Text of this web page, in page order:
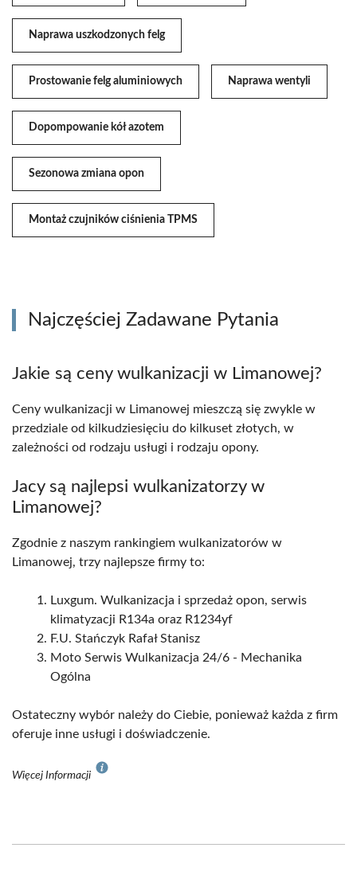
Naprawa uszkodzonych felg
Prostowanie felg aluminiowych Naprawa wentyli
Dopompowanie kół azotem
Sezonowa zmiana opon
Montaż czujników ciśnienia TPMS
Najczęściej Zadawane Pytania
Jakie są ceny wulkanizacji w Limanowej?
Ceny wulkanizacji w Limanowej mieszczą się zwykle w
przedziale od kilkudziesięciu do kilkuset złotych, w
zależności od rodzaju usługi i rodzaju opony.
Jacy są najlepsi wulkanizatorzy w
Limanowej?
Zgodnie z naszym rankingiem wulkanizatorów w
Limanowej, trzy najlepsze firmy to:
Luxgum. Wulkanizacja i sprzedaż opon, serwis
klimatyzacji R134a oraz R1234yf
F.U. Stańczyk Rafał Stanisz
Moto Serwis Wulkanizacja 24/6 - Mechanika
Ogólna
Ostateczny wybór należy do Ciebie, ponieważ każda z firm
oferuje inne usługi i doświadczenie.
Więcej Informacji